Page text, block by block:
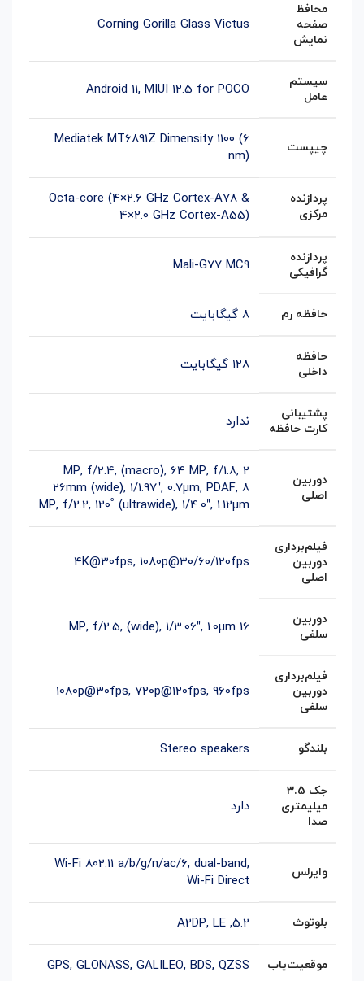
محافظ
صفحه
نمایش
Corning Gorilla Glass Victus
سیستم
عامل
Android 11, MIUI 12.5 for POCO
چیپست
Mediatek MT6891Z Dimensity 1100 (6
nm)
پردازنده
مرکزی
Octa-core (4×2.6 GHz Cortex-A78 &
4×2.0 GHz Cortex-A55)
پردازنده
گرافیکی
Mali-G77 MC9
حافظه رم 8 گیگابایت
حافظه
داخلی
128 گیگابایت
پشتیبانی
کارت حافظه
ندارد
دوربین
اصلی
2 MP, f/2.4, (macro)
, 64 MP, f/1.8,
26mm (wide), 1/1.97″, 0.7µm, PDAF, 8
MP, f/2.2, 120˚ (ultrawide), 1/4.0″, 1.12µm
فیلم‌برداری
دوربین
اصلی
4K@30fps, 1080p@30/60/120fps
دوربین
سلفی
16 MP, f/2.5, (wide), 1/3.06″, 1.0µm
فیلم‌‌برداری
دوربین
سلفی
1080p@30fps, 720p@120fps, 960fps
بلندگو Stereo speakers
جک 3.5
میلیمتری
صدا
دارد
وایرلس
Wi-Fi 802.11 a/b/g/n/ac/6, dual-band,
Wi-Fi Direct
بلوتوث 5.2
,
A2DP, LE
موقعیت‌یاب GPS, GLONASS, GALILEO, BDS, QZSS